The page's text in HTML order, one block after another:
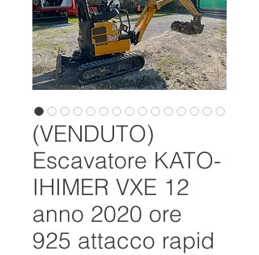
(VENDUTO)
Escavatore KATO-
IHIMER VXE 12
anno 2020 ore
925 attacco rapid